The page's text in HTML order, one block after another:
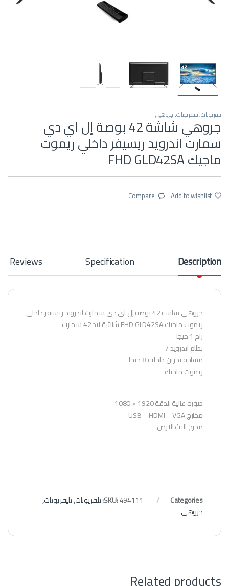
تلفزيونات,تليفزيونات,جروهي
جروهي شاشة 42 بوصة إل اي دي
سمارت اندرويد ريسيفر داخلي ريموت
ماجيك FHD GLD42SA
Add to wishlist
Compare
Description
Specification
Reviews
جروهي شاشة 42 بوصة إل اي دي سمارت اندرويد ريسيفر داخلي
ريموت ماجيك FHD GLD42SA شاشة ليد 42 سمارت
رام 1 جيجا
نظام اندرويد 7
مساحة تخزين داخلية 8 جيجا
ريموت ماجيك
صورة عالية الدقة 1920 × 1080
مخارج USB – HDMI – VGA
مخرج البث الارض
SKU:494111 Categories: تلفزيونات,تليفزيونات,
جروهي